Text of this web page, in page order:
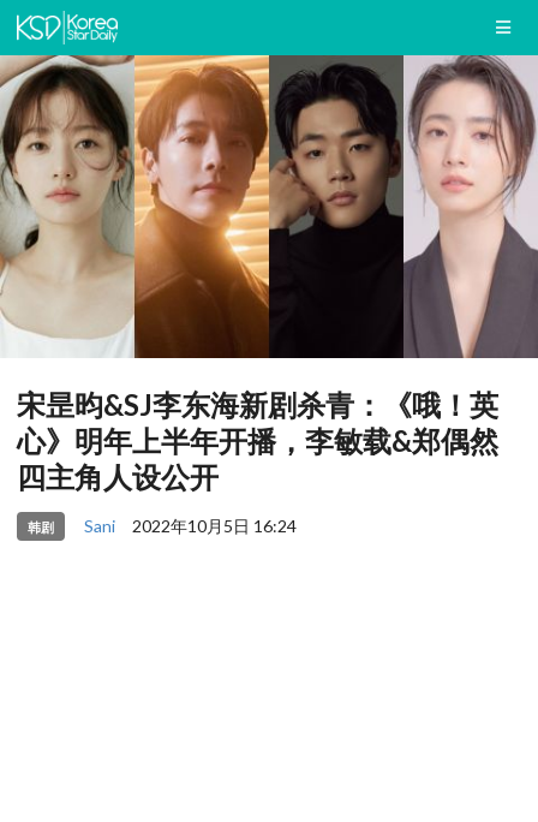
宋昰昀&SJ李东海新剧杀青：《哦！英
心》明年上半年开播，李敏载&郑偶然
四主角人设公开
韩剧 Sani 2022年10月5日 16:24